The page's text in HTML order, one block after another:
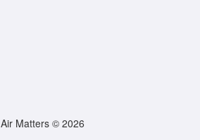
Air Matters © 2026